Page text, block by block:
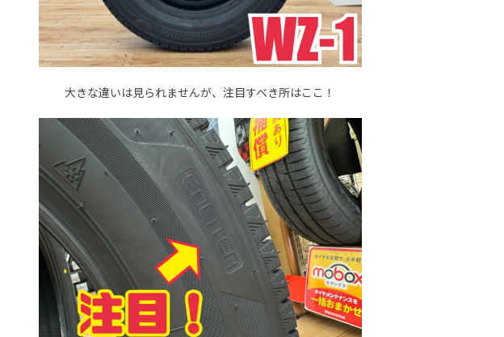
大きな違いは見られませんが、注目すべき所はここ！